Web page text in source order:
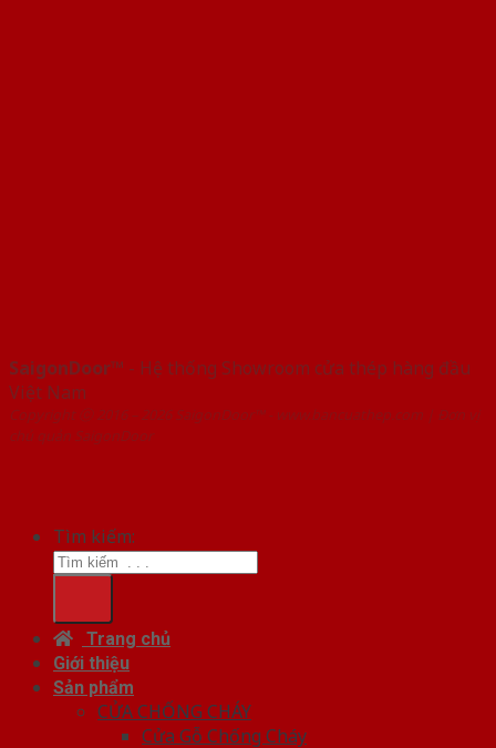
SaigonDoor™ - Hệ thống Showroom cửa thép hàng đầu
Việt Nam
Copyright ⓒ 2016 – 2026 SaigonDoor™ - www.bancuathep.com | Đơn vị
chủ quản SaigonDoor
Tìm kiếm:
Trang chủ
Giới thiệu
Sản phẩm
CỬA CHỐNG CHÁY
Cửa Gỗ Chống Cháy